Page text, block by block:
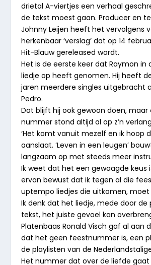
drietal A-viertjes een verhaal
de tekst moest gaan. Producer en
Johnny Leijen heeft het vervolgens
herkenbaar ‘verslag’ dat op 14
Hit-Blauw gereleased wordt.
Het is de eerste keer dat Raymon in
liedje op heeft genomen. Hij heeft
jaren meerdere singles uitgebracht
Pedro.
Dat blijft hij ook gewoon doen, maar
nummer stond altijd al op z’n
‘Het komt vanuit mezelf en ik hoop
aanslaat. ‘Leven in een leugen’
langzaam op met steeds meer
Ik weet dat het een gewaagde keus
ervan bewust dat ik tegen al die
uptempo liedjes die uitkomen, moet
Ik denk dat het liedje, mede door de
tekst, het juiste gevoel kan
Platenbaas Ronald Visch gaf al aan
dat het geen feestnummer is, een
de playlisten van de
Het nummer dat over de liefde